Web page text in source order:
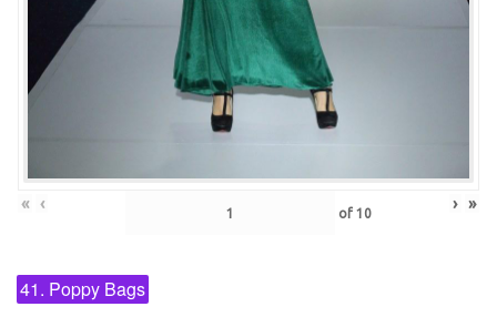
« ‹ of 10 › »
41. Poppy Bags